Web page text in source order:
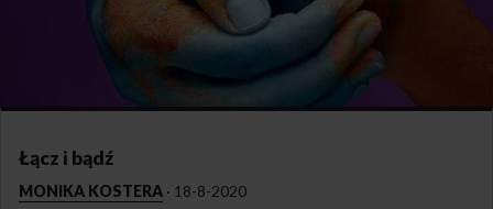
Łącz i bądź
MONIKA KOSTERA · 18-8-2020